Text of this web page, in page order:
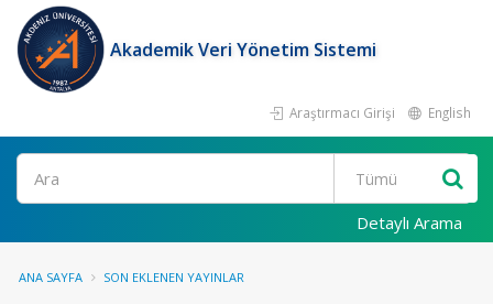
Akademik Veri Yönetim Sistemi
Araştırmacı Girişi English
Ara
Detaylı Arama
ANA SAYFA SON EKLENEN YAYINLAR